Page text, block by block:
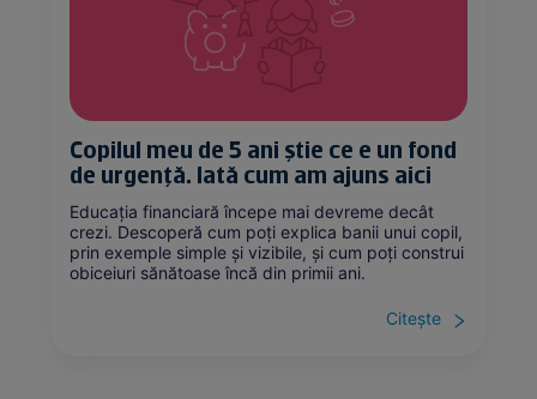
Copilul meu de 5 ani știe ce e un fond
de urgență. Iată cum am ajuns aici
Educația financiară începe mai devreme decât
crezi. Descoperă cum poți explica banii unui copil,
prin exemple simple și vizibile, și cum poți construi
obiceiuri sănătoase încă din primii ani.
Citește